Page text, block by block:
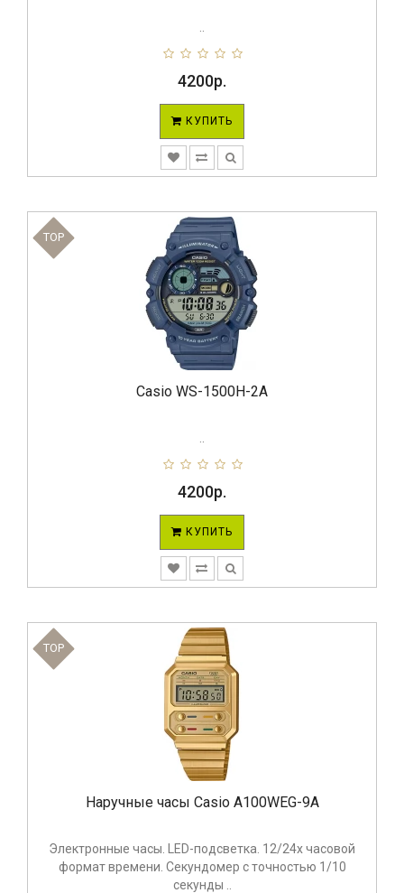
4200р.
КУПИТЬ
TOP
Casio WS-1500H-2A
4200р.
КУПИТЬ
TOP
Наручные часы Casio A100WEG-9A
Электронные часы. LED-подсветка. 12/24х часовой
формат времени. Секундомер с точностью 1/10
секунды ..